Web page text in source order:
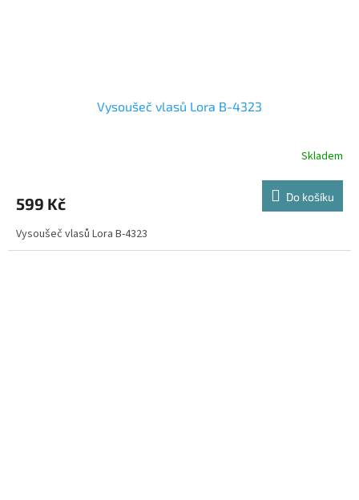
Vysoušeč vlasů Lora B-4323
Skladem
599 Kč Do košíku
Vysoušeč vlasů Lora B-4323